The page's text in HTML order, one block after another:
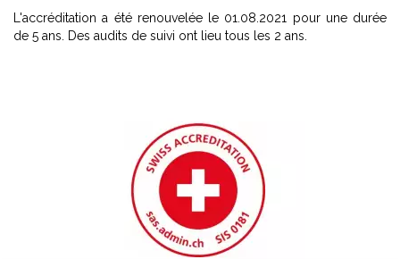
L'accréditation a été renouvelée le 01.08.2021 pour une durée
de 5 ans. Des audits de suivi ont lieu tous les 2 ans.